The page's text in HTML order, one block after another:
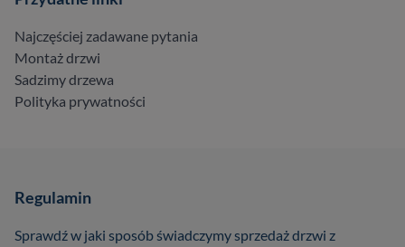
Najczęściej zadawane pytania
Montaż drzwi
Sadzimy drzewa
Polityka prywatności
Regulamin
Sprawdź w jaki sposób świadczymy sprzedaż drzwi z